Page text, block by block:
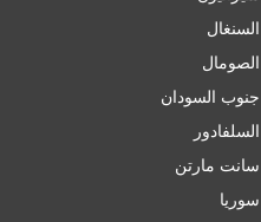
السنغال
الصومال
جنوب السودان
السلفادور
سانت مارتن
سوريا